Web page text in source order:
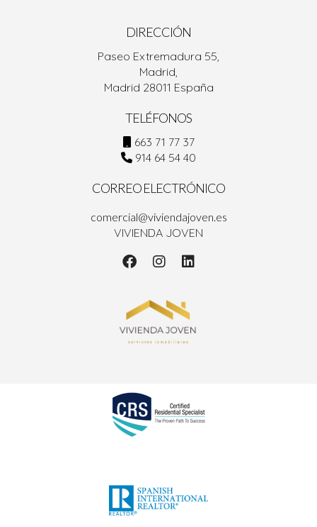
DIRECCIÓN
Paseo Extremadura 55,
Madrid,
Madrid 28011 España
TELÉFONOS
663 71 77 37
914 64 54 40
CORREO ELECTRÓNICO
comercial@viviendajoven.es
VIVIENDA JOVEN